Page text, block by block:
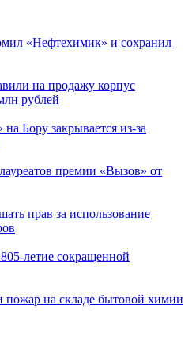
«Нефтехимик» и сохранил
на продажу корпус
рублей
Бору закрывается из-за
премии «Вызов» от
прав за использование
летие сокращенной
пожар на складе бытовой химии